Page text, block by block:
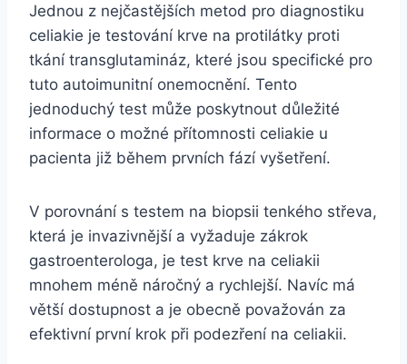
Jednou z nejčastějších metod pro diagnostiku
celiakie je testování krve na protilátky proti
tkání transglutamináz, které jsou specifické pro
tuto autoimunitní onemocnění. Tento
jednoduchý test může poskytnout důležité
informace o možné přítomnosti celiakie u
pacienta již během prvních fází vyšetření.
V porovnání s testem na biopsii tenkého střeva,
která je invazivnější a vyžaduje zákrok
gastroenterologa, je test krve na celiakii
mnohem méně náročný a rychlejší. Navíc má
větší dostupnost a je obecně považován za
efektivní první krok při podezření na celiakii.